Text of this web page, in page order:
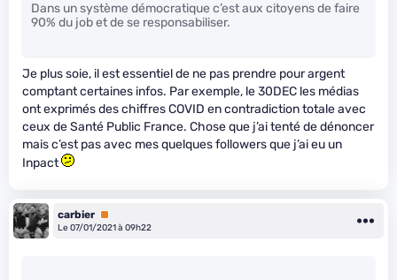
Dans un système démocratique c’est aux citoyens de faire
90% du job et de se responsabiliser.
Je plus soie, il est essentiel de ne pas prendre pour argent
comptant certaines infos. Par exemple, le 30DEC les médias
ont exprimés des chiffres COVID en contradiction totale avec
ceux de Santé Public France. Chose que j’ai tenté de dénoncer
mais c’est pas avec mes quelques followers que j’ai eu un
Inpact
carbier Premium
Le 07/01/2021 à 09h22